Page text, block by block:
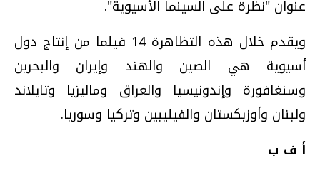
عنوان "نظرة على السينما الأسيوية".
ويقدم خلال هذه التظاهرة 14 فيلما من إنتاج دول
أسيوية هي الصين والهند وإيران والبحرين
وسنغافورة وإندونيسيا والعراق وماليزيا وتايلاند
ولبنان وأوزبكستان والفيليبين وتركيا وسوريا.
أ ف ب